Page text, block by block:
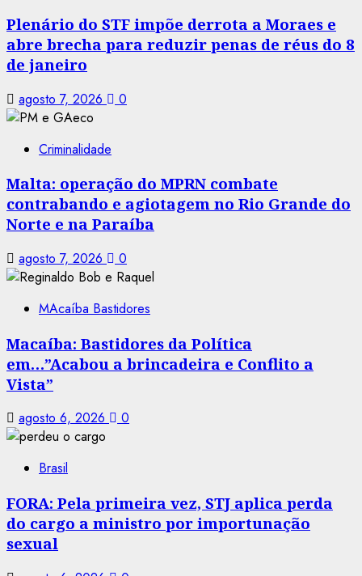
Plenário do STF impõe derrota a Moraes e
abre brecha para reduzir penas de réus do 8
de janeiro
agosto 7, 2026 0
Criminalidade
Malta: operação do MPRN combate
contrabando e agiotagem no Rio Grande do
Norte e na Paraíba
agosto 7, 2026 0
MAcaíba Bastidores
Macaíba: Bastidores da Política
em…”Acabou a brincadeira e Conflito a
Vista”
agosto 6, 2026 0
Brasil
FORA: Pela primeira vez, STJ aplica perda
do cargo a ministro por importunação
sexual